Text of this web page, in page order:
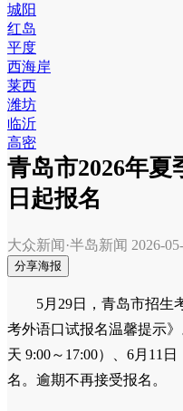
城阳
红岛
平度
西海岸
莱西
潍坊
临沂
高密
青岛市2026年夏
日起报名
大众新闻·半岛新闻 2026-
分享海报
5月29日，青岛市招生
考外语口试报名温馨提示
天 9:00～17:00）、6月11
名。逾期不再接受报名。